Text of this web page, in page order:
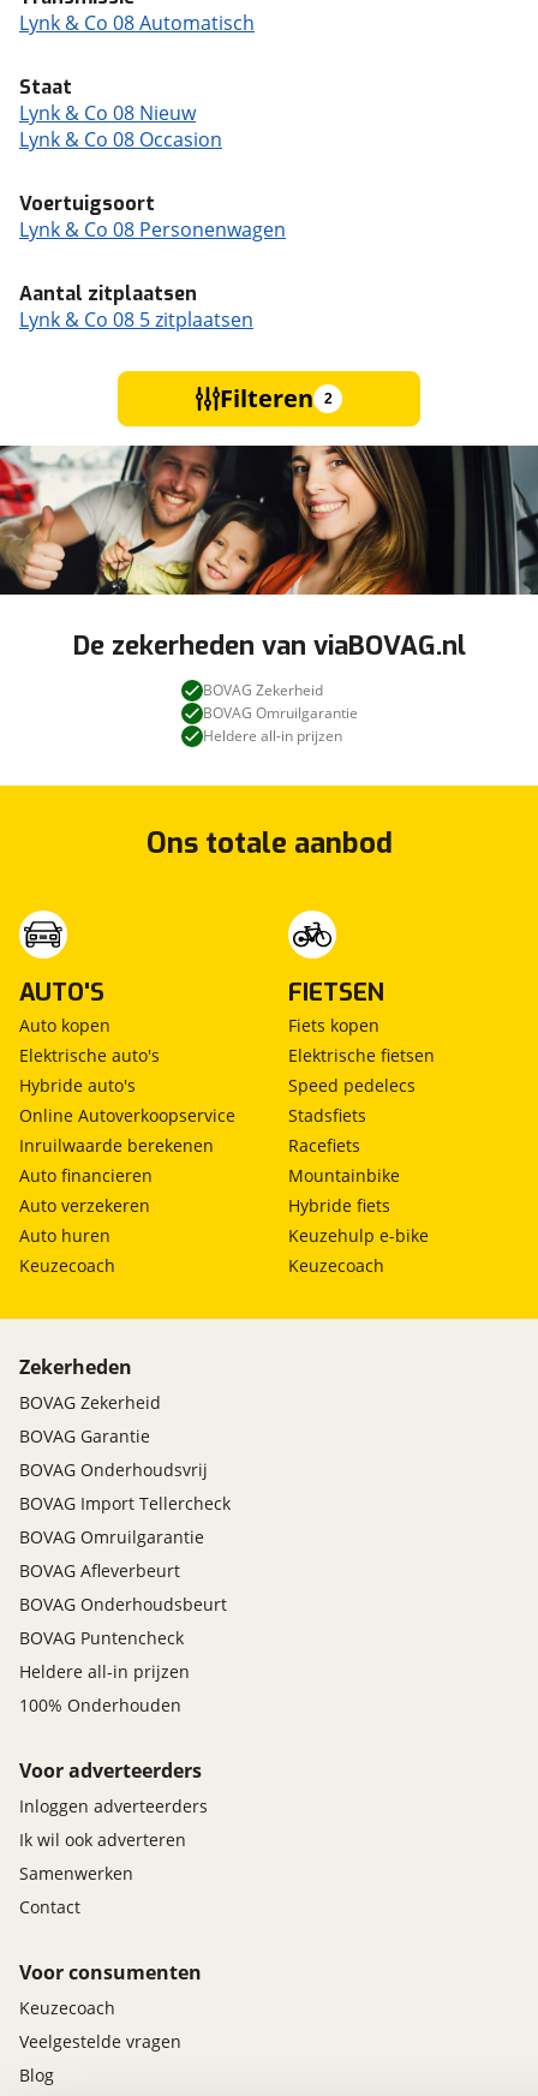
Lynk & Co 08 Automatisch
Staat
Lynk & Co 08 Nieuw
Lynk & Co 08 Occasion
Voertuigsoort
Lynk & Co 08 Personenwagen
Aantal zitplaatsen
Lynk & Co 08 5 zitplaatsen
Filteren 2
De zekerheden van viaBOVAG.nl
BOVAG Zekerheid
BOVAG Omruilgarantie
Heldere all-in prijzen
Ons totale aanbod
AUTO'S
Auto kopen
Elektrische auto's
Hybride auto's
Online Autoverkoopservice
Inruilwaarde berekenen
Auto financieren
Auto verzekeren
Auto huren
Keuzecoach
FIETSEN
Fiets kopen
Elektrische fietsen
Speed pedelecs
Stadsfiets
Racefiets
Mountainbike
Hybride fiets
Keuzehulp e-bike
Keuzecoach
Zekerheden
BOVAG Zekerheid
BOVAG Garantie
BOVAG Onderhoudsvrij
BOVAG Import Tellercheck
BOVAG Omruilgarantie
BOVAG Afleverbeurt
BOVAG Onderhoudsbeurt
BOVAG Puntencheck
Heldere all-in prijzen
100% Onderhouden
Voor adverteerders
Inloggen adverteerders
Ik wil ook adverteren
Samenwerken
Contact
Voor consumenten
Keuzecoach
Veelgestelde vragen
Blog